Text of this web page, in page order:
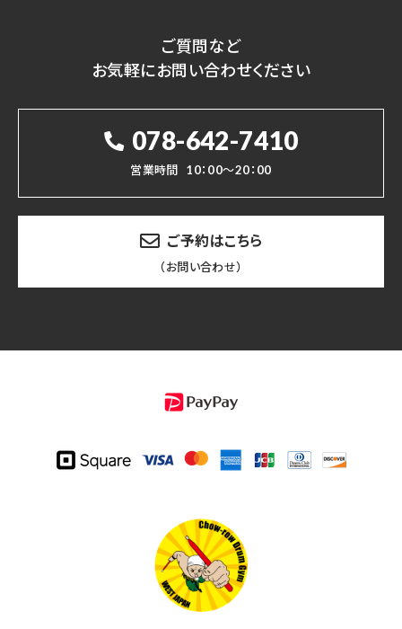
ご質問など
お気軽にお問い合わせください
078-642-7410
営業時間 10：00～20：00
ご予約はこちら
（お問い合わせ）